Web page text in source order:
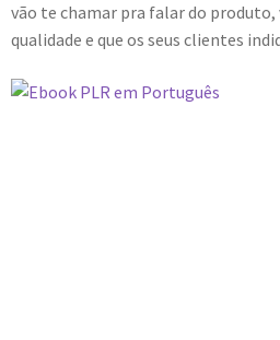
vão te chamar pra falar do
qualidade e que os seus clientes